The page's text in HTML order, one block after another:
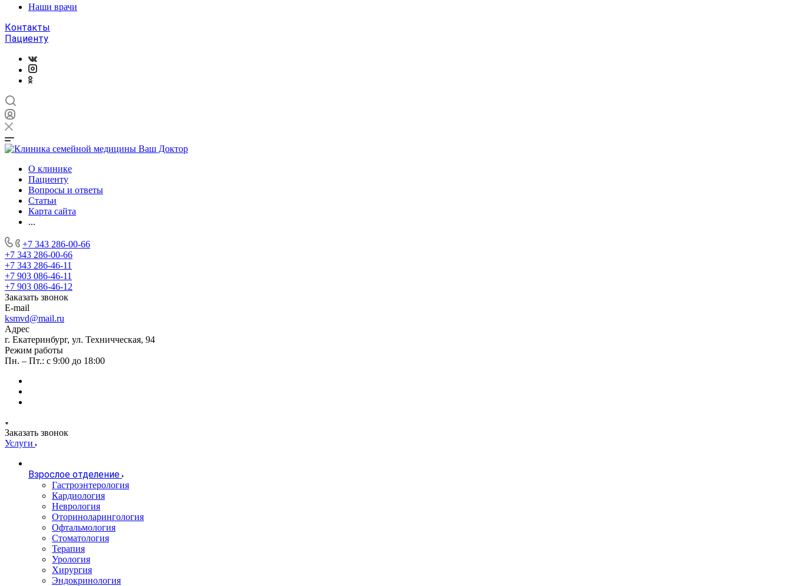
Наши врачи
Контакты
Пациенту
О клинике
Пациенту
Вопросы и ответы
Статьи
Карта сайта
...
+7 343 286-00-66
+7 343 286-00-66
+7 343 286-46-11
+7 903 086-46-11
+7 903 086-46-12
Заказать звонок
E-mail
ksmvd@mail.ru
Адрес
г. Екатеринбург, ул. Техничческая, 94
Режим работы
Пн. – Пт.: с 9:00 до 18:00
Заказать звонок
Услуги
Взрослое отделение
Гастроэнтерология
Кардиология
Неврология
Оториноларингология
Офтальмология
Стоматология
Терапия
Урология
Хирургия
Эндокринология